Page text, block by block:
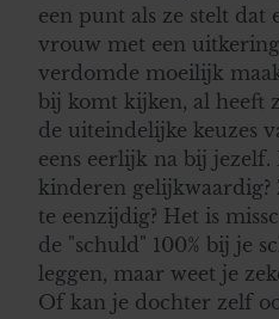
een punt als ze stelt dat
vrouw met een
verdomde moeilijk
bij komt kijken, al heeft
de uiteindelijke keuzes
eens eerlijk na bij jezelf.
kinderen
te eenzijdig? Het is
de "schuld" 100% bij je
leggen, maar weet je
Of kan je dochter zelf